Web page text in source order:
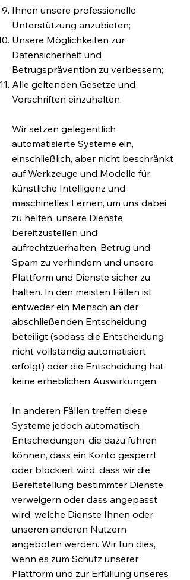
Ihnen unsere professionelle
Unterstützung anzubieten;
Unsere Möglichkeiten zur
Datensicherheit und
Betrugsprävention zu verbessern;
Alle geltenden Gesetze und
Vorschriften einzuhalten.
Wir setzen gelegentlich
automatisierte Systeme ein,
einschließlich, aber nicht beschränkt
auf Werkzeuge und Modelle für
künstliche Intelligenz und
maschinelles Lernen, um uns dabei
zu helfen, unsere Dienste
bereitzustellen und
aufrechtzuerhalten, Betrug und
Spam zu verhindern und unsere
Plattform und Dienste sicher zu
halten. In den meisten Fällen ist
entweder ein Mensch an der
abschließenden Entscheidung
beteiligt (sodass die Entscheidung
nicht vollständig automatisiert
erfolgt) oder die Entscheidung hat
keine erheblichen Auswirkungen.
In anderen Fällen treffen diese
Systeme jedoch automatisch
Entscheidungen, die dazu führen
können, dass ein Konto gesperrt
oder blockiert wird, dass wir die
Bereitstellung bestimmter Dienste
verweigern oder dass angepasst
wird, welche Dienste Ihnen oder
unseren anderen Nutzern
angeboten werden. Wir tun dies,
wenn es zum Schutz unserer
Plattform und zur Erfüllung unseres